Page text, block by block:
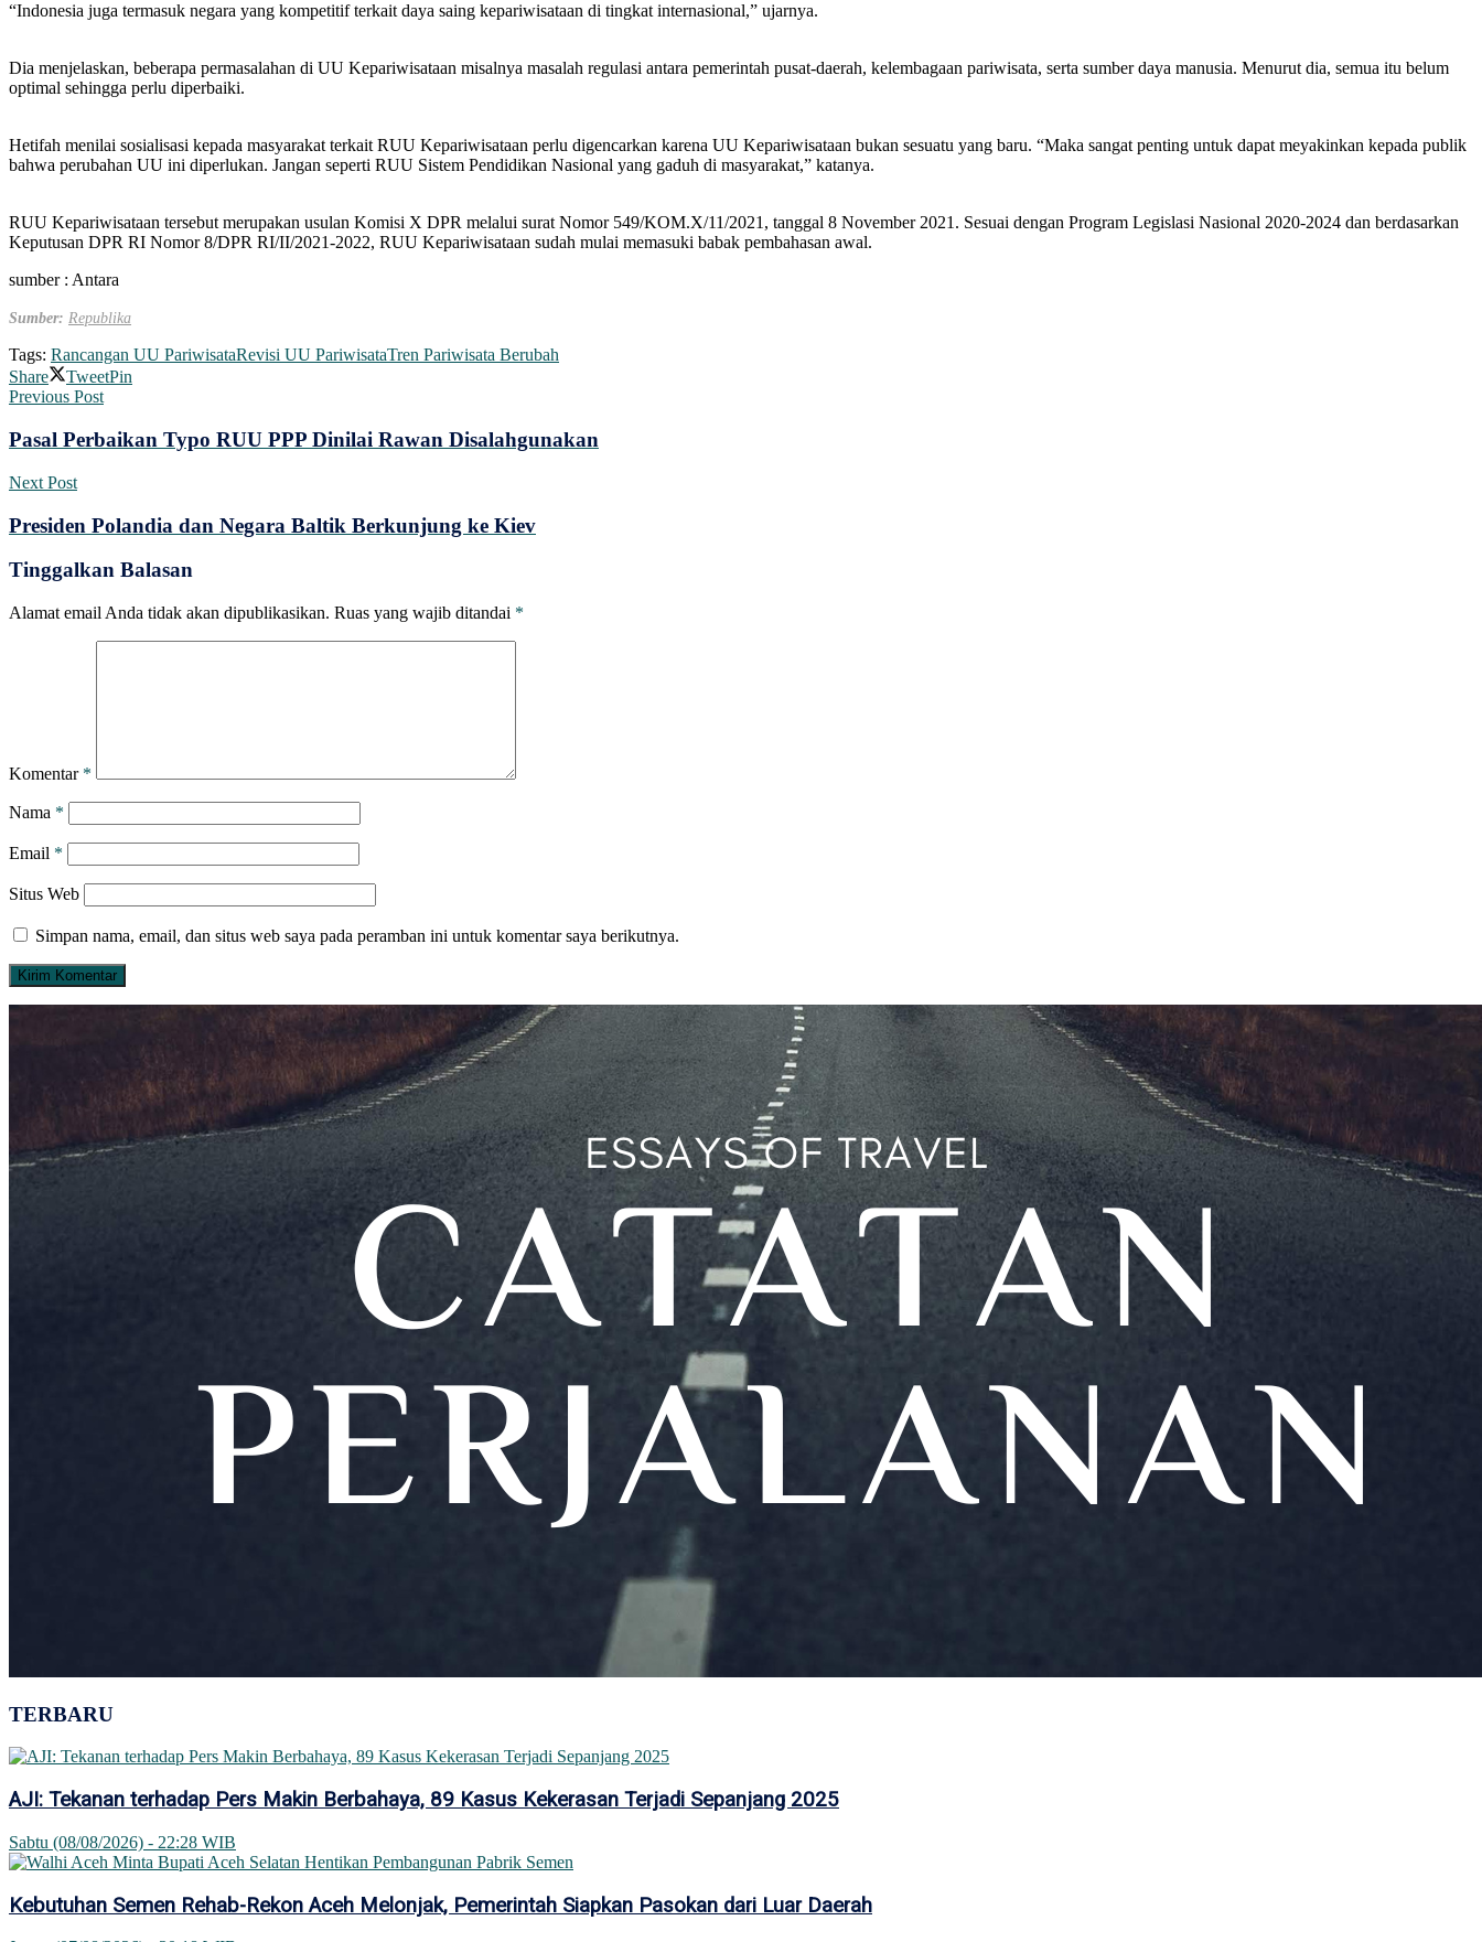
“Indonesia juga termasuk negara yang kompetitif terkait daya saing kepariwisataan di tingkat internasional,” ujarnya.
Dia menjelaskan, beberapa permasalahan di UU Kepariwisataan misalnya masalah regulasi antara pemerintah pusat-daerah, kelembagaan pariwisata, serta sumber daya manusia. Menurut dia, semua itu belum
optimal sehingga perlu diperbaiki.
Hetifah menilai sosialisasi kepada masyarakat terkait RUU Kepariwisataan perlu digencarkan karena UU Kepariwisataan bukan sesuatu yang baru. “Maka sangat penting untuk dapat meyakinkan kepada publik
bahwa perubahan UU ini diperlukan. Jangan seperti RUU Sistem Pendidikan Nasional yang gaduh di masyarakat,” katanya.
RUU Kepariwisataan tersebut merupakan usulan Komisi X DPR melalui surat Nomor 549/KOM.X/11/2021, tanggal 8 November 2021. Sesuai dengan Program Legislasi Nasional 2020-2024 dan berdasarkan
Keputusan DPR RI Nomor 8/DPR RI/II/2021-2022, RUU Kepariwisataan sudah mulai memasuki babak pembahasan awal.
sumber : Antara
Sumber: Republika
Tags: Rancangan UU PariwisataRevisi UU PariwisataTren Pariwisata Berubah
Share
TweetPin
Previous Post
Pasal Perbaikan Typo RUU PPP Dinilai Rawan Disalahgunakan
Next Post
Presiden Polandia dan Negara Baltik Berkunjung ke Kiev
Tinggalkan Balasan
Alamat email Anda tidak akan dipublikasikan. Ruas yang wajib ditandai *
Komentar *
Nama *
Email *
Situs Web
Simpan nama, email, dan situs web saya pada peramban ini untuk komentar saya berikutnya.
TERBARU
AJI: Tekanan terhadap Pers Makin Berbahaya, 89 Kasus Kekerasan Terjadi Sepanjang 2025
Sabtu (08/08/2026) - 22:28 WIB
Kebutuhan Semen Rehab-Rekon Aceh Melonjak, Pemerintah Siapkan Pasokan dari Luar Daerah